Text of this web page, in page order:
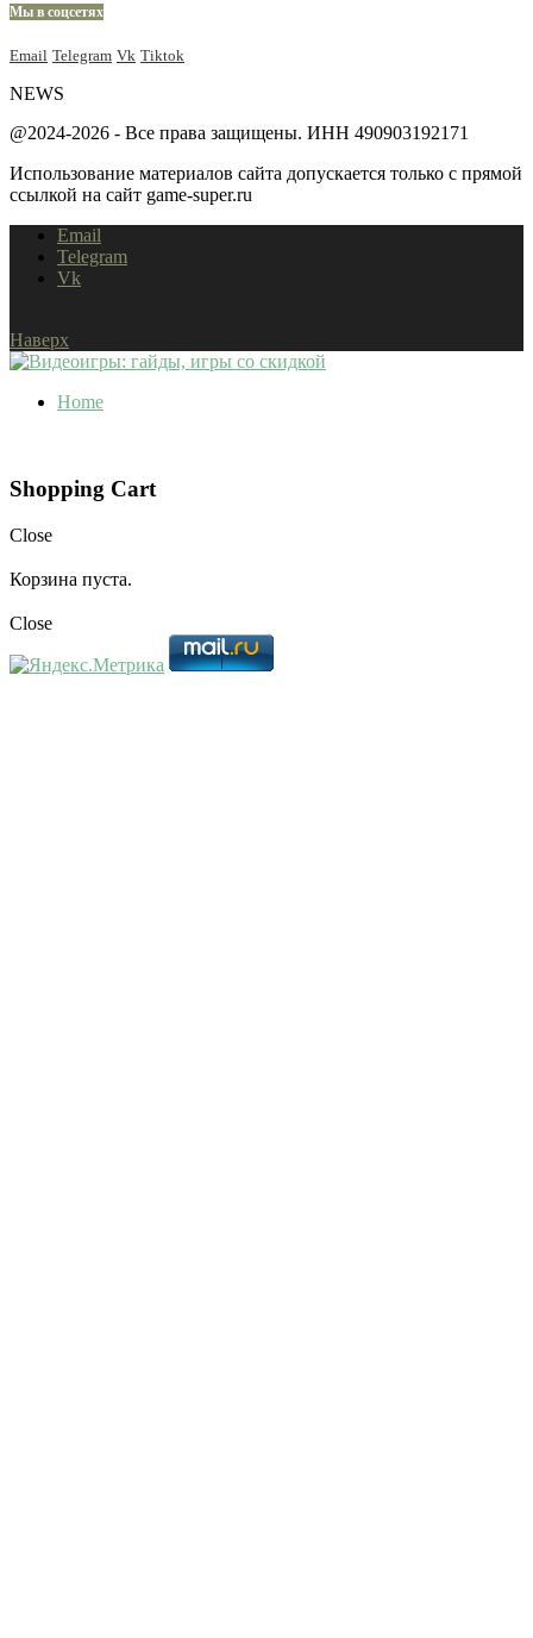
Мы в соцсетях
Email Telegram Vk Tiktok
NEWS
@2024-2026 - Все права защищены. ИНН 490903192171
Использование материалов сайта допускается только с прямой
ссылкой на сайт game-super.ru
Email
Telegram
Vk
Наверх
Home
Shopping Cart
Close
Корзина пуста.
Close